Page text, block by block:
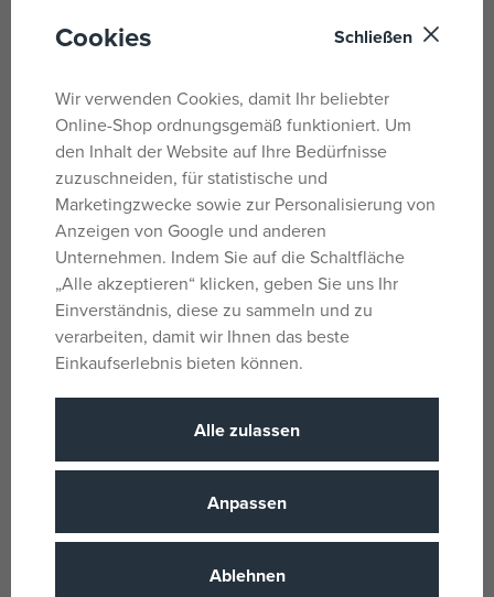
6,04 €
Oxybag Trainingstasche -
Traktor
auf Lager
5,47 €
Oxybag Trainingstasche – OXY
Style Mini Butterfly
auf Lager
UVP:6,04 €
5,09 €
Cookies Schließen
Wir verwenden Cookies, damit Ihr beliebter
Online-Shop ordnungsgemäß funktioniert. Um
den Inhalt der Website auf Ihre Bedürfnisse
zuzuschneiden, für statistische und
Marketingzwecke sowie zur Personalisierung von
Anzeigen von Google und anderen
Unternehmen. Indem Sie auf die Schaltfläche
„Alle akzeptieren“ klicken, geben Sie uns Ihr
Einverständnis, diese zu sammeln und zu
verarbeiten, damit wir Ihnen das beste
Einkaufserlebnis bieten können.
Alle zulassen
Anpassen
Ablehnen